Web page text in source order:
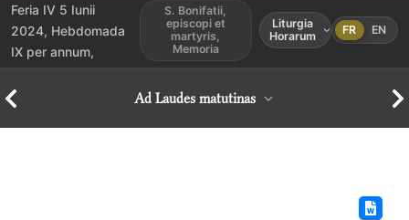
Feria IV 5 Iunii
2024, Hebdomada
IX per annum,
S. Bonifatii,
episcopi et
martyris,
Memoria
Liturgia
Horarum
FR EN
Ad Laudes matutinas